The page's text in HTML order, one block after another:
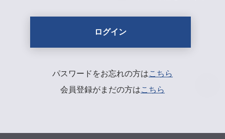
パスワードをお忘れの方はこちら
会員登録がまだの方はこちら